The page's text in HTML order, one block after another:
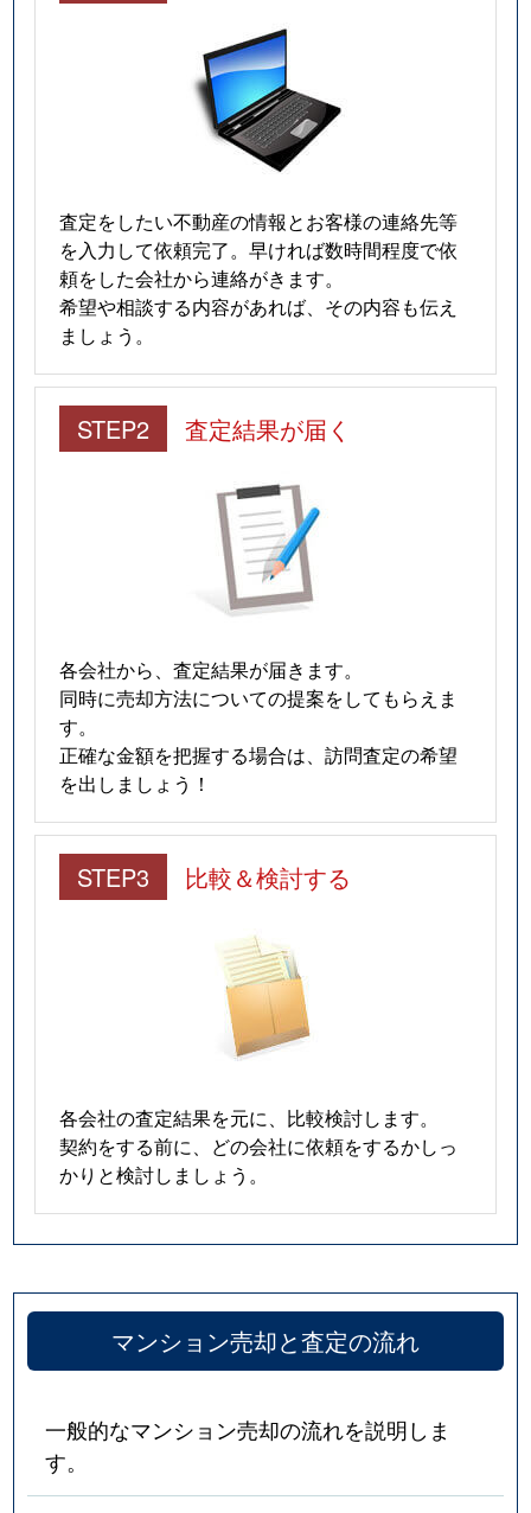
査定をしたい不動産の情報とお客様の連絡先等
を入力して依頼完了。早ければ数時間程度で依
頼をした会社から連絡がきます。
希望や相談する内容があれば、その内容も伝え
ましょう。
STEP2 査定結果が届く
各会社から、査定結果が届きます。
同時に売却方法についての提案をしてもらえま
す。
正確な金額を把握する場合は、訪問査定の希望
を出しましょう！
STEP3 比較＆検討する
各会社の査定結果を元に、比較検討します。
契約をする前に、どの会社に依頼をするかしっ
かりと検討しましょう。
マンション売却と査定の流れ
一般的なマンション売却の流れを説明しま
す。